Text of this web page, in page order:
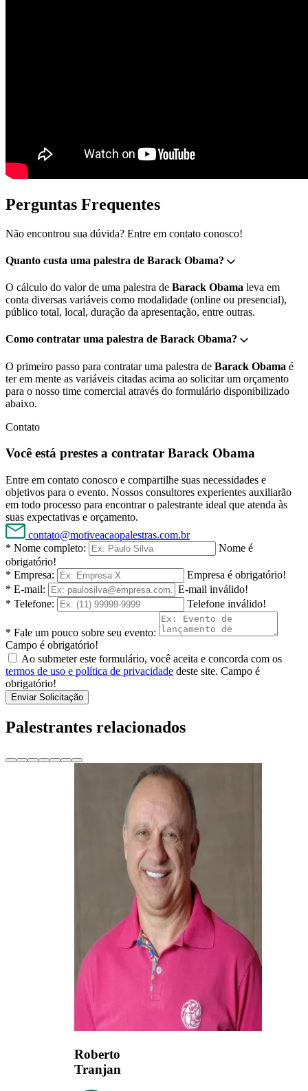
Perguntas Frequentes
Não encontrou sua dúvida? Entre em contato conosco!
Quanto custa uma palestra de Barack Obama?
O cálculo do valor de uma palestra de Barack Obama leva em
conta diversas variáveis como modalidade (online ou presencial),
público total, local, duração da apresentação, entre outras.
Como contratar uma palestra de Barack Obama?
O primeiro passo para contratar uma palestra de Barack Obama é
ter em mente as variáveis citadas acima ao solicitar um orçamento
para o nosso time comercial através do formulário disponibilizado
abaixo.
Contato
Você está prestes a contratar Barack Obama
Entre em contato conosco e compartilhe suas necessidades e
objetivos para o evento. Nossos consultores experientes auxiliarão
em todo processo para encontrar o palestrante ideal que atenda às
suas expectativas e orçamento.
contato@motiveacaopalestras.com.br
* Nome completo:
Nome é
obrigatório!
* Empresa:
Empresa é obrigatório!
* E-mail:
E-mail inválido!
* Telefone:
Telefone inválido!
* Fale um pouco sobre seu evento:
Campo é obrigatório!
Ao submeter este formulário, você aceita e concorda com os
termos de uso e política de privacidade deste site. Campo é
obrigatório!
Enviar Solicitação
Palestrantes relacionados
Roberto
Tranjan